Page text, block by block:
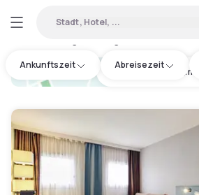
Stadt, Hotel, ...
Ankunftszeit Abreisezeit
hotel.cta.view_map